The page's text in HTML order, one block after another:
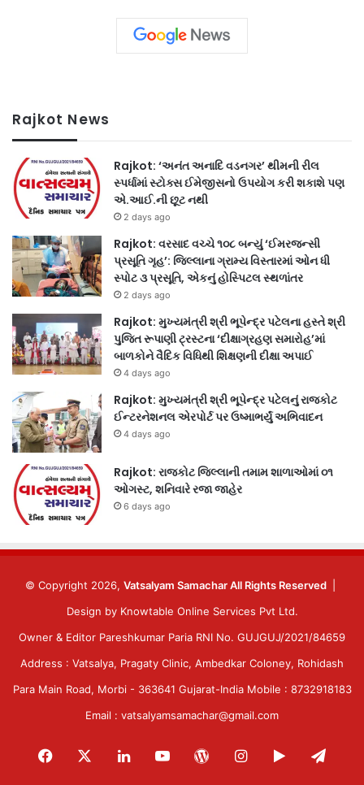
Rajkot News
Rajkot: ‘અનંત અનાદિ વડનગર’ થીમની રીલ
સ્પર્ધામાં સ્ટોક્સ ઈમેજીસનો ઉપયોગ કરી શકાશે પણ
એ.આઈ.ની છૂટ નથી
2 days ago
Rajkot: વરસાદ વચ્ચે ૧૦૮ બન્યું ‘ઈમરજન્સી
પ્રસૂતિ ગૃહ’: જિલ્લાના ગ્રામ્ય વિસ્તારમાં ઓન ધી
સ્પોટ ૩ પ્રસૂતિ, એકનું હોસ્પિટલ સ્થળાંતર
2 days ago
Rajkot: મુખ્યમંત્રી શ્રી ભૂપેન્દ્ર પટેલના હસ્તે શ્રી
પુજિત રૂપાણી ટ્રસ્ટના ‘દીક્ષાગ્રહણ સમારોહ’માં
બાળકોને વૈદિક વિધિથી શિક્ષણની દીક્ષા અપાઈ
4 days ago
Rajkot: મુખ્યમંત્રી શ્રી ભૂપેન્દ્ર પટેલનું રાજકોટ
ઈન્ટરનેશનલ એરપોર્ટ પર ઉષ્માભર્યું અભિવાદન
4 days ago
Rajkot: રાજકોટ જિલ્લાની તમામ શાળાઓમાં ૦૧
ઓગસ્ટ, શનિવારે રજા જાહેર
6 days ago
© Copyright 2026, Vatsalyam Samachar All Rights Reserved
Design by Knowtable Online Services Pvt Ltd.
Owner & Editor Pareshkumar Paria RNI No. GUJGUJ/2021/84659
Address : Vatsalya, Pragaty Clinic, Ambedkar Coloney, Rohidash
Para Main Road, Morbi - 363641 Gujarat-India Mobile : 8732918183
Email : vatsalyamsamachar@gmail.com
Facebook LinkedInYouTubeWordPressInstagram
Google